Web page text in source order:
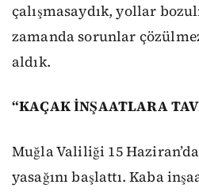
çalışmasaydık, yollar
zamanda sorunlar
aldık.
“KAÇAK İNŞAATLARA
Muğla Valiliği 15
yasağını başlattı. Kaba